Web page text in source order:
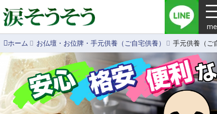
ホーム
お仏壇・お位牌・手元供養（ご自宅供養） 手元供養（ご